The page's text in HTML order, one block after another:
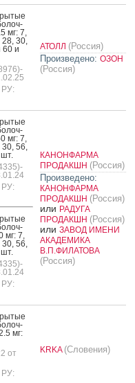
мг: 7,
30,
60 и
РУ:
АТОЛЛ (Россия)
Произведено: ОЗОН
(Россия)
мг: 7,
56,
РУ:
мг: 7,
56,
РУ:
КАНОНФАРМА
ПРОДАКШН (Россия)
Произведено:
КАНОНФАРМА
ПРОДАКШН (Россия)
или РАДУГА
ПРОДАКШН (Россия)
или ЗАВОД ИМЕНИ
АКАДЕМИКА
В.П.ФИЛАТОВА
(Россия)
мг:
от
РУ:
KRKA (Словения)